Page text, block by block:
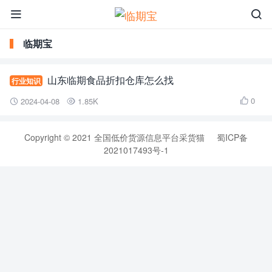


临期宝
行业知识 山东临期食品折扣仓库怎么找
 2024-04-08  1.85K  0
Copyright © 2021 全国低价货源信息平台采货猫
蜀ICP备
2021017493号-1